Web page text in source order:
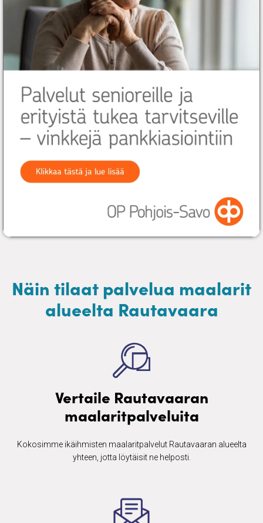
Näin tilaat palvelua maalarit
alueelta Rautavaara
Vertaile Rautavaaran
maalaritpalveluita
Kokosimme ikäihmisten ​maalaritpalvelut Rautavaaran alueelta
yhteen, jotta löytäisit ne helposti.